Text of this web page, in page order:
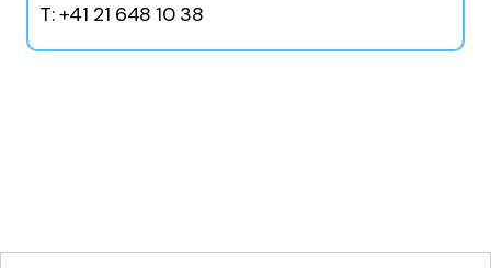
T: +41 21 648 10 38